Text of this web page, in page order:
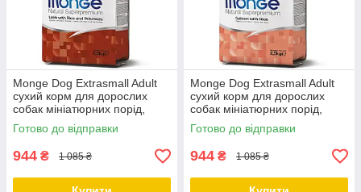
Monge Dog Extrasmall Adult
сухий корм для дорослих
собак мініатюрних порід,
ягня/картопля, 2.5 КГ
Готово до відправки
944 ₴ 1 085 ₴
Monge Dog Extrasmall Adult
сухий корм для дорослих
собак мініатюрних порід,
лосось із рисом, 2.5 КГ
Готово до відправки
944 ₴ 1 085 ₴